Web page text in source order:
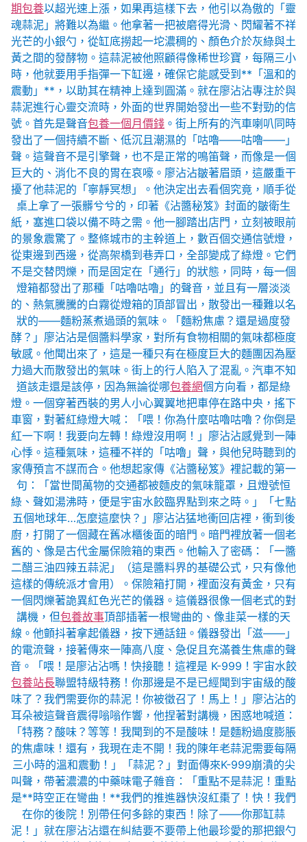
期包養以超光速上漲，如果再這樣下去，他引以為傲的「靈
魂蒜泥」將難以為繼。他拿著一把被磨得光滑、閃耀著不祥
光芒的小銀勺，從缸底撈起一坨濃稠的、顏色介於灰綠與土
黃之間的發酵物。這蒜泥被他照顧得像稀世珍寶，每隔三小
時，他就要用手指彈一下缸邊，確保它能感受到**「溫和的
震動」**，以助其在精神上達到圓滿。就在廖沾沾專注於與
蒜泥進行心靈交流時，外面的世界開始發出一些不對勁的信
號。首先是聲音包養一個月價錢 。街上所有的汽車喇叭同時
發出了一個持續不斷、低沉且潮濕的「咕嚕——咕嚕——」
聲。這聲音不是引擎聲，也不是正常的鳴笛聲，而像是一個
巨大的、消化不良的胃在哀嚎。廖沾沾皺著眉頭，這嚴重干
擾了他蒜泥的「寧靜冥想」。他決定出去看個究竟，順手從
桌上拿了一張髒兮兮的，印著《沾醬秘笈》封面的皺衛生
紙，塞進口袋以備不時之需。他一腳踏出店門，立刻被眼前
的景象震驚了。整條城市的主幹道上，數百個交通信號燈，
從東邊到西邊，從高架橋到巷弄口，全部變成了綠燈。它們
不是交替閃爍，而是固定在「通行」的狀態，同時，每一個
燈箱都發出了那種「咕嚕咕嚕」的聲音，並且有一層淡淡
的、熱氣騰騰的白霧從燈箱的頂部冒出，散發出一種難以名
狀的——麵粉蒸煮過頭的氣味。「麵粉焦慮？還是過度發
酵？」廖沾沾是個醬料學家，對所有食物相關的氣味都極度
敏感。他聞出來了，這是一種只有在極度巨大的麵團因為壓
力過大而散發出的氣味。街上的行人陷入了混亂。汽車不知
道該走還是該停，因為無論從哪包養網個方向看，都是綠
燈。一個穿著西裝的男人小心翼翼地把車停在路中央，搖下
車窗，對著紅綠燈大喊：「喂！你為什麼咕嚕咕嚕？你倒是
紅一下啊！我要向左轉！綠燈沒用啊！」廖沾沾感覺到一陣
心悸。這種氣味，這種不祥的「咕嚕」聲，與他兒時聽到的
家傳預言不謀而合。他想起家傳《沾醬秘笈》裡記載的第一
句：「當世間萬物的交通都被麵皮的氣味籠罩，且燈號恒
綠、聲如湯沸時，便是宇宙水餃臨界點到來之時。」「七點
五個地球年…怎麼這麼快？」廖沾沾猛地衝回店裡，衝到後
廚，打開了一個藏在舊冰櫃後面的暗門。暗門裡放著一個老
舊的、像是古代金屬保險箱的東西。他輸入了密碼：「一醬
二醋三油四辣五蒜泥」（這是醬料界的基礎公式，只有像他
這樣的傳統派才會用）。保險箱打開，裡面沒有黃金，只有
一個閃爍著詭異紅色光芒的儀器。這儀器很像一個老式的對
講機，但包養故事頂部插著一根彎曲的、像韭菜一樣的天
線。他顫抖著拿起儀器，按下通話鈕。儀器發出「滋——」
的電流聲，接著傳來一陣高八度、急促且充滿養生焦慮的聲
音。「喂！是廖沾沾嗎！快接聽！這裡是 K-999！宇宙水餃
包養站長聯盟特級特務！你那邊是不是已經聞到宇宙級的酸
味了？我們需要你的蒜泥！你被徵召了！馬上！」廖沾沾的
耳朵被這聲音震得嗡嗡作響，他捏著對講機，困惑地喊道：
「特務？酸味？等等！我聞到的不是酸味！是麵粉過度膨脹
的焦慮味！還有，我現在走不開！我的陳年老蒜泥需要每隔
三小時的溫和震動！」「蒜泥？」對面傳來K-999崩潰的尖
叫聲，帶著濃濃的中藥味電子雜音：「重點不是蒜泥！重點
是**時空正在彎曲！**我們的推進器快沒紅棗了！快！我們
在你的後院！別帶任何多餘的東西！除了——你那缸蒜
泥！」就在廖沾沾還在糾結要不要帶上他最珍愛的那把銀勺